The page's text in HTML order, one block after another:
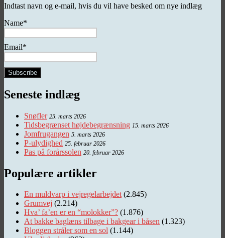
Indtast navn og e-mail, hvis du vil have besked om nye indlæg
Name*
Email*
Seneste indlæg
Snøfler 25. marts 2026
Tidsbegrænset højdebegrænsning 15. marts 2026
Jomfrugangen 5. marts 2026
P-ulydighed 25. februar 2026
Pas på forårssolen 20. februar 2026
Populære artikler
En muldvarp i vejregelarbejdet (2.845)
Grumvej (2.214)
Hva’ fa’en er en “molokker”? (1.876)
At bakke baglæns tilbage i bakgear i båsen (1.323)
Bloggen stråler som en sol (1.144)